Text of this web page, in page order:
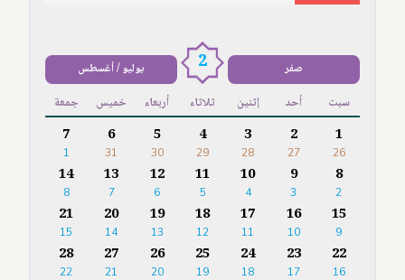
صفر 2 يوليو / أغسطس
سبت أحد إثنين ثلاثاء أربعاء خميس جمعة
1
26
2
27
3
28
4
29
5
30
6
31
7
1
8
2
9
3
10
4
11
5
12
6
13
7
14
8
15
9
16
10
17
11
18
12
19
13
20
14
21
15
22
16
23
17
24
18
25
19
26
20
27
21
28
22